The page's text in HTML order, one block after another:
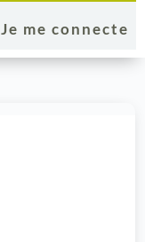
Je me connecte